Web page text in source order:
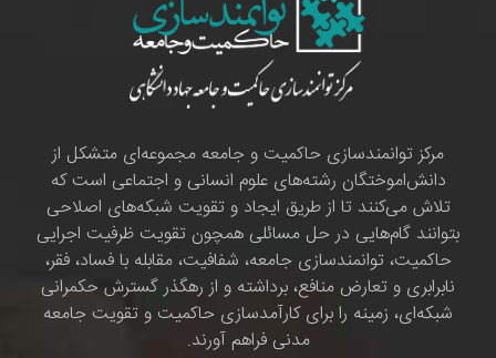
مرکز توانمندسازی حاکمیت و جامعه مجموعه‌ای متشکل از
دانش‌اموختگان رشته‌های علوم انسانی و اجتماعی است که
تلاش می‌کنند تا از طریق ایجاد و تقویت شبکه‌های اصلاحی
بتوانند گام‌هایی در حل مسائلی همچون تقویت ظرفیت اجرایی
حاکمیت، توانمندسازی جامعه، شفافیت، مقابله با فساد، فقر،
نابرابری و تعارض منافع، برداشته و از رهگذر گسترش حکمرانی
شبکه‌ای، زمینه را برای کارآمدسازی حاکمیت و تقویت جامعه
مدنی فراهم آورند.